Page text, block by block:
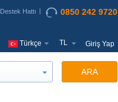
Destek Hattı 0850 242 9720
Türkçe TL Giriş Yap
ARA